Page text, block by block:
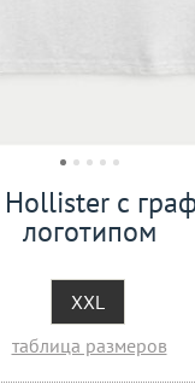
с
логотипом
XXL
таблица размеров